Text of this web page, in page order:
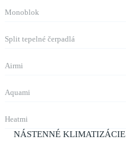
Monoblok
Split tepelné čerpadlá
Airmi
Aquami
Heatmi
NÁSTENNÉ KLIMATIZÁCIE